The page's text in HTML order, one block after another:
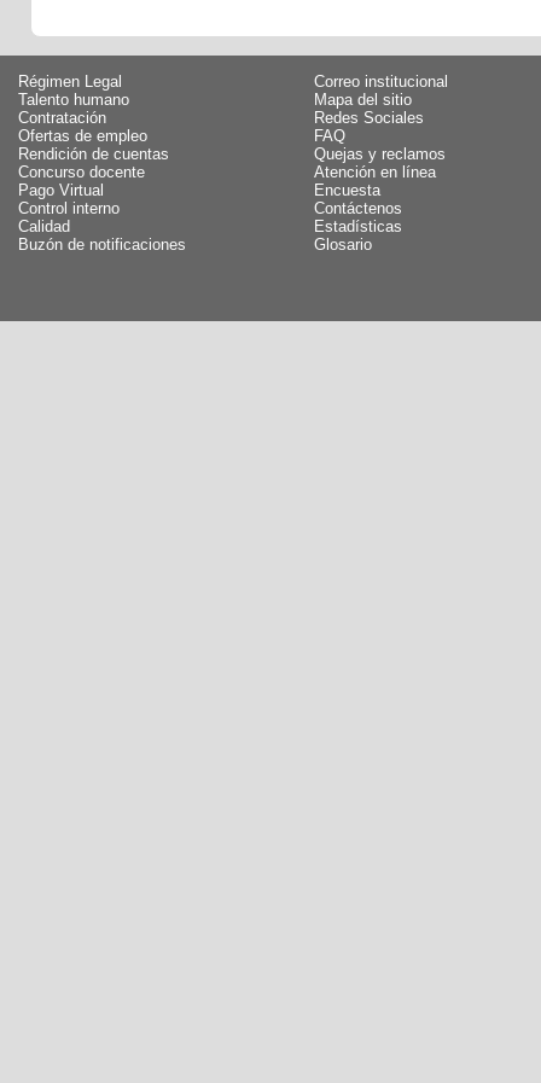
Régimen Legal
Talento humano
Contratación
Ofertas de empleo
Rendición de cuentas
Concurso docente
Pago Virtual
Control interno
Calidad
Buzón de notificaciones
Correo institucional
Mapa del sitio
Redes Sociales
FAQ
Quejas y reclamos
Atención en línea
Encuesta
Contáctenos
Estadísticas
Glosario